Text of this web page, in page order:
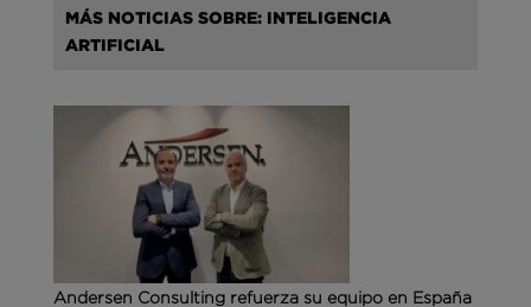
MÁS NOTICIAS SOBRE: INTELIGENCIA
ARTIFICIAL
Andersen Consulting refuerza su equipo en España